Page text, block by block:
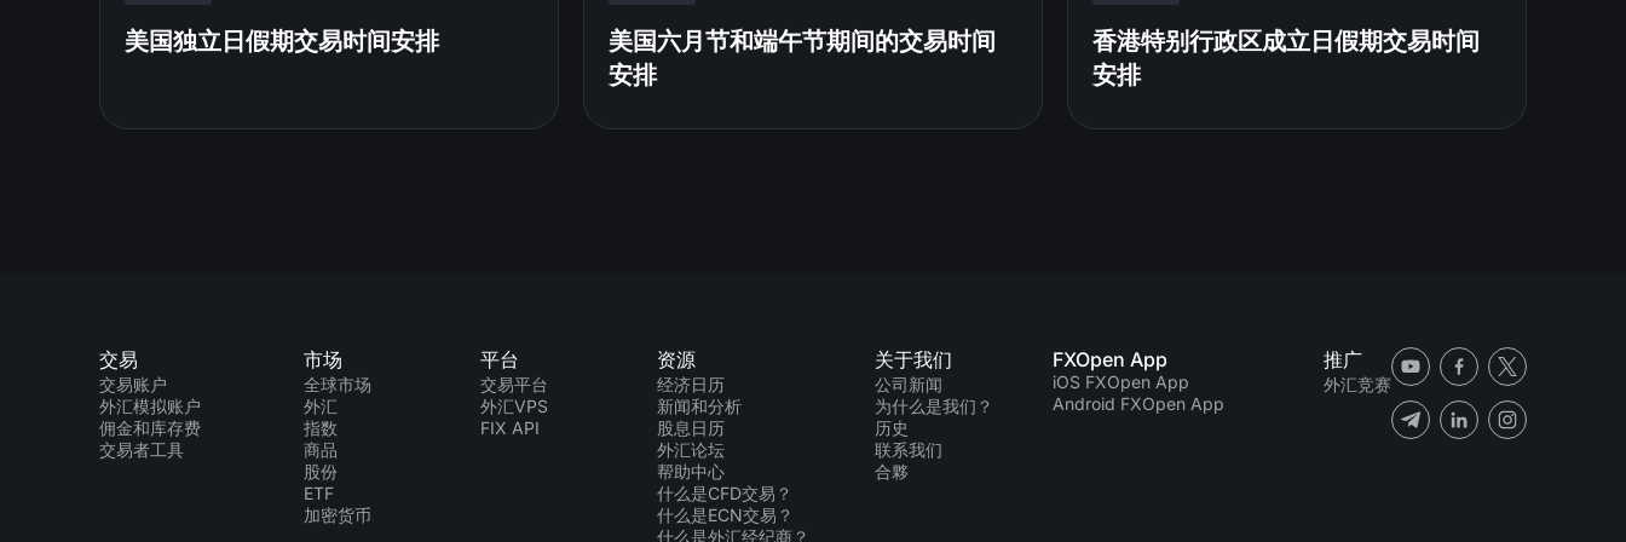
美国独立日假期交易时间安排
美国六月节和端午节期间的交易时间
安排
香港特别行政区成立日假期交易时间
安排
交易
交易账户
外汇模拟账户
佣金和库存费
交易者工具
市场
全球市场
外汇
指数
商品
股份
ETF
加密货币
平台
交易平台
外汇VPS
FIX API
资源
经济日历
新闻和分析
股息日历
外汇论坛
帮助中心
什么是CFD交易？
什么是ECN交易？
什么是外汇经纪商？
关于我们
公司新闻
为什么是我们？
历史
联系我们
合夥
FXOpen App
iOS FXOpen App
Android FXOpen App
推广
外汇竞赛